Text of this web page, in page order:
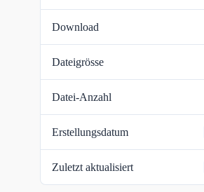
Download
Dateigrösse
Datei-Anzahl
Erstellungsdatum
Zuletzt aktualisiert